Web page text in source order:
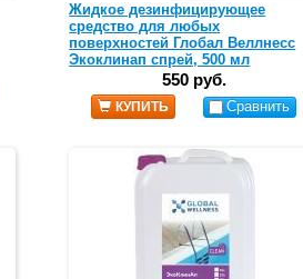
Жидкое дезинфицирующее
средство для любых
поверхностей Глобал Веллнесс
Экоклинап спрей, 500 мл
550 руб.
КУПИТЬ Сравнить